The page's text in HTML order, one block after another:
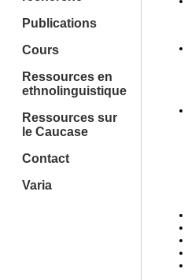
Publications
Cours
Ressources en
ethnolinguistique
Ressources sur
le Caucase
Contact
Varia